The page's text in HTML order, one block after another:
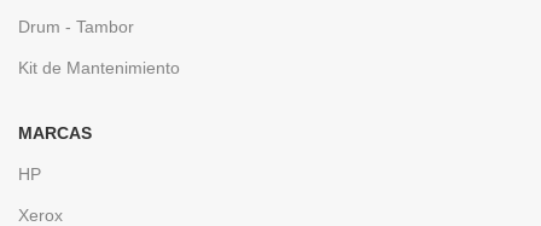
Drum - Tambor
Kit de Mantenimiento
MARCAS
HP
Xerox